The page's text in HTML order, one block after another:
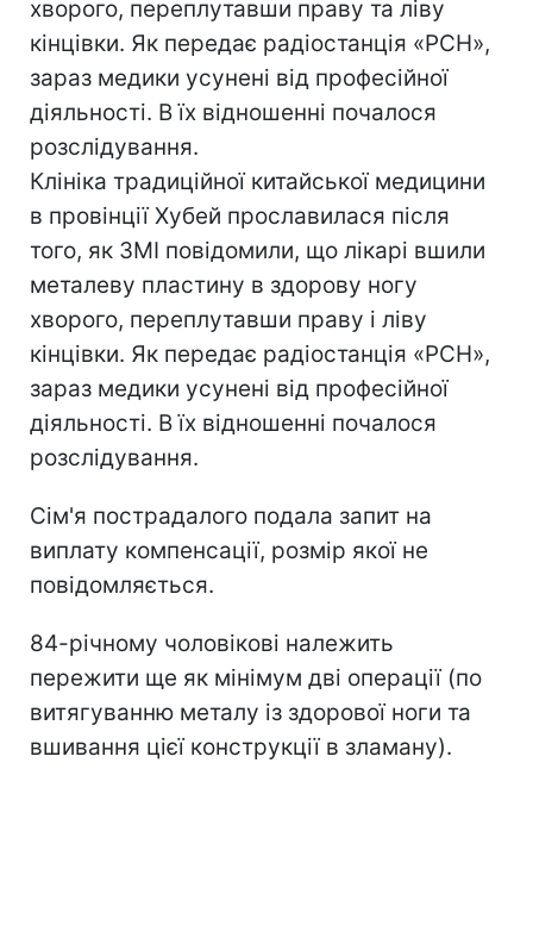
хворого, переплутавши праву та ліву
кінцівки. Як передає радіостанція «РСН»,
зараз медики усунені від професійної
діяльності. В їх відношенні почалося
розслідування.
Клініка традиційної китайської медицини
в провінції Хубей прославилася після
того, як ЗМІ повідомили, що лікарі вшили
металеву пластину в здорову ногу
хворого, переплутавши праву і ліву
кінцівки. Як передає радіостанція «РСН»,
зараз медики усунені від професійної
діяльності. В їх відношенні почалося
розслідування.
Сім'я пострадалого подала запит на
виплату компенсації, розмір якої не
повідомляється.
84-річному чоловікові належить
пережити ще як мінімум дві операції (по
витягуванню металу із здорової ноги та
вшивання цієї конструкції в зламану).